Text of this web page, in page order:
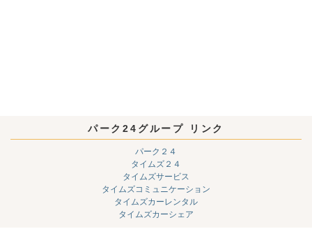
パーク24グループ リンク
パーク２４
タイムズ２４
タイムズサービス
タイムズコミュニケーション
タイムズカーレンタル
タイムズカーシェア